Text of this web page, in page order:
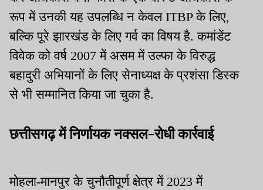
रूप में उनकी यह उपलब्धि न केवल ITBP के लिए,
बल्कि पूरे झारखंड के लिए गर्व का विषय है. कमांडेंट
विवेक को वर्ष 2007 में असम में उल्फा के विरुद्ध
बहादुरी अभियानों के लिए सेनाध्यक्ष के प्रशंसा डिस्क
से भी सम्मानित किया जा चुका है.
छत्तीसगढ़ में निर्णायक नक्सल-रोधी कार्रवाई
मोहला-मानपुर के चुनौतीपूर्ण क्षेत्र में 2023 में